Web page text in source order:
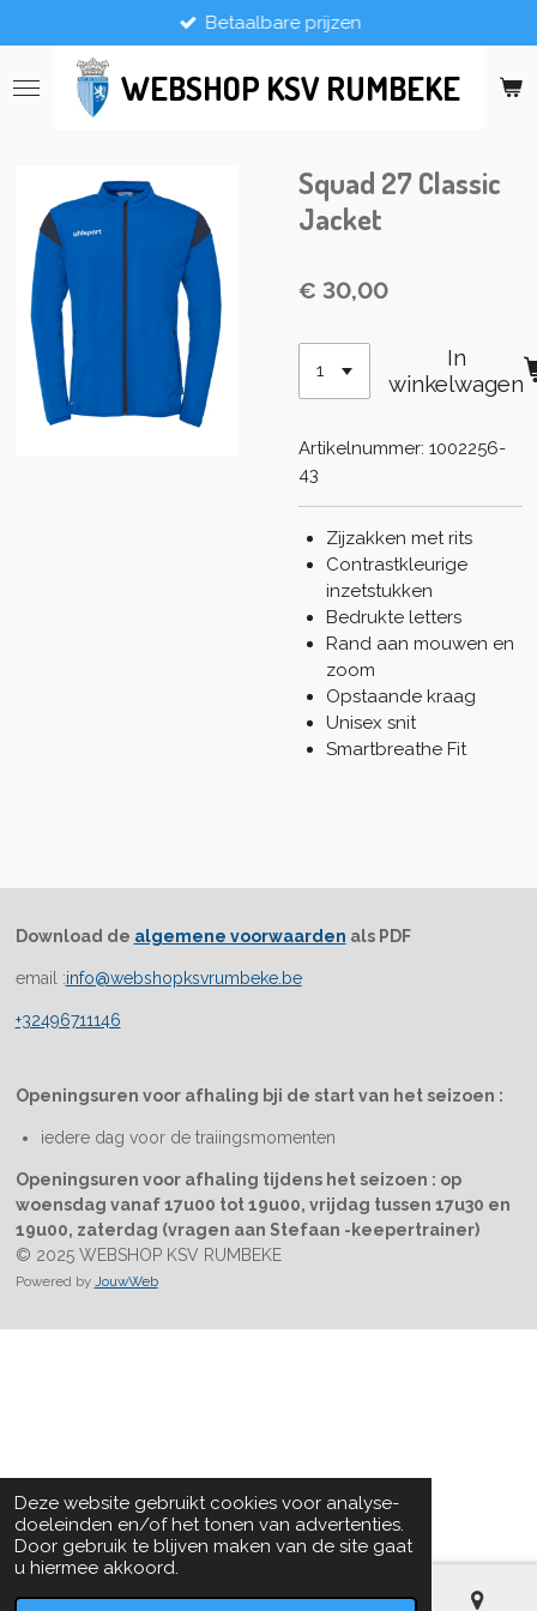
Deze website gebruikt cookies voor analyse-
doeleinden en/of het tonen van advertenties.
Door gebruik te blijven maken van de site gaat
u hiermee akkoord.
direct
naar
de
WEBSHOP KSV RUMBEKE
Betaalbare prijzen
Squad 27 Classic
Jacket
€ 30,00
In
winkelwagen
Artikelnummer: 1002256-
43
Zijzakken met rits
Contrastkleurige
inzetstukken
Bedrukte letters
Rand aan mouwen en
zoom
Opstaande kraag
Unisex snit
Smartbreathe Fit
Download de algemene voorwaarden als PDF
email :info@webshopksvrumbeke.be
+32496711146
Openingsuren voor afhaling bji de start van het seizoen :
iedere dag voor de traiingsmomenten
Openingsuren voor afhaling tijdens het seizoen : op
woensdag vanaf 17u00 tot 19u00, vrijdag tussen 17u30 en
19u00, zaterdag (vragen aan Stefaan -keepertrainer)
© 2025 WEBSHOP KSV RUMBEKE
Powered by JouwWeb